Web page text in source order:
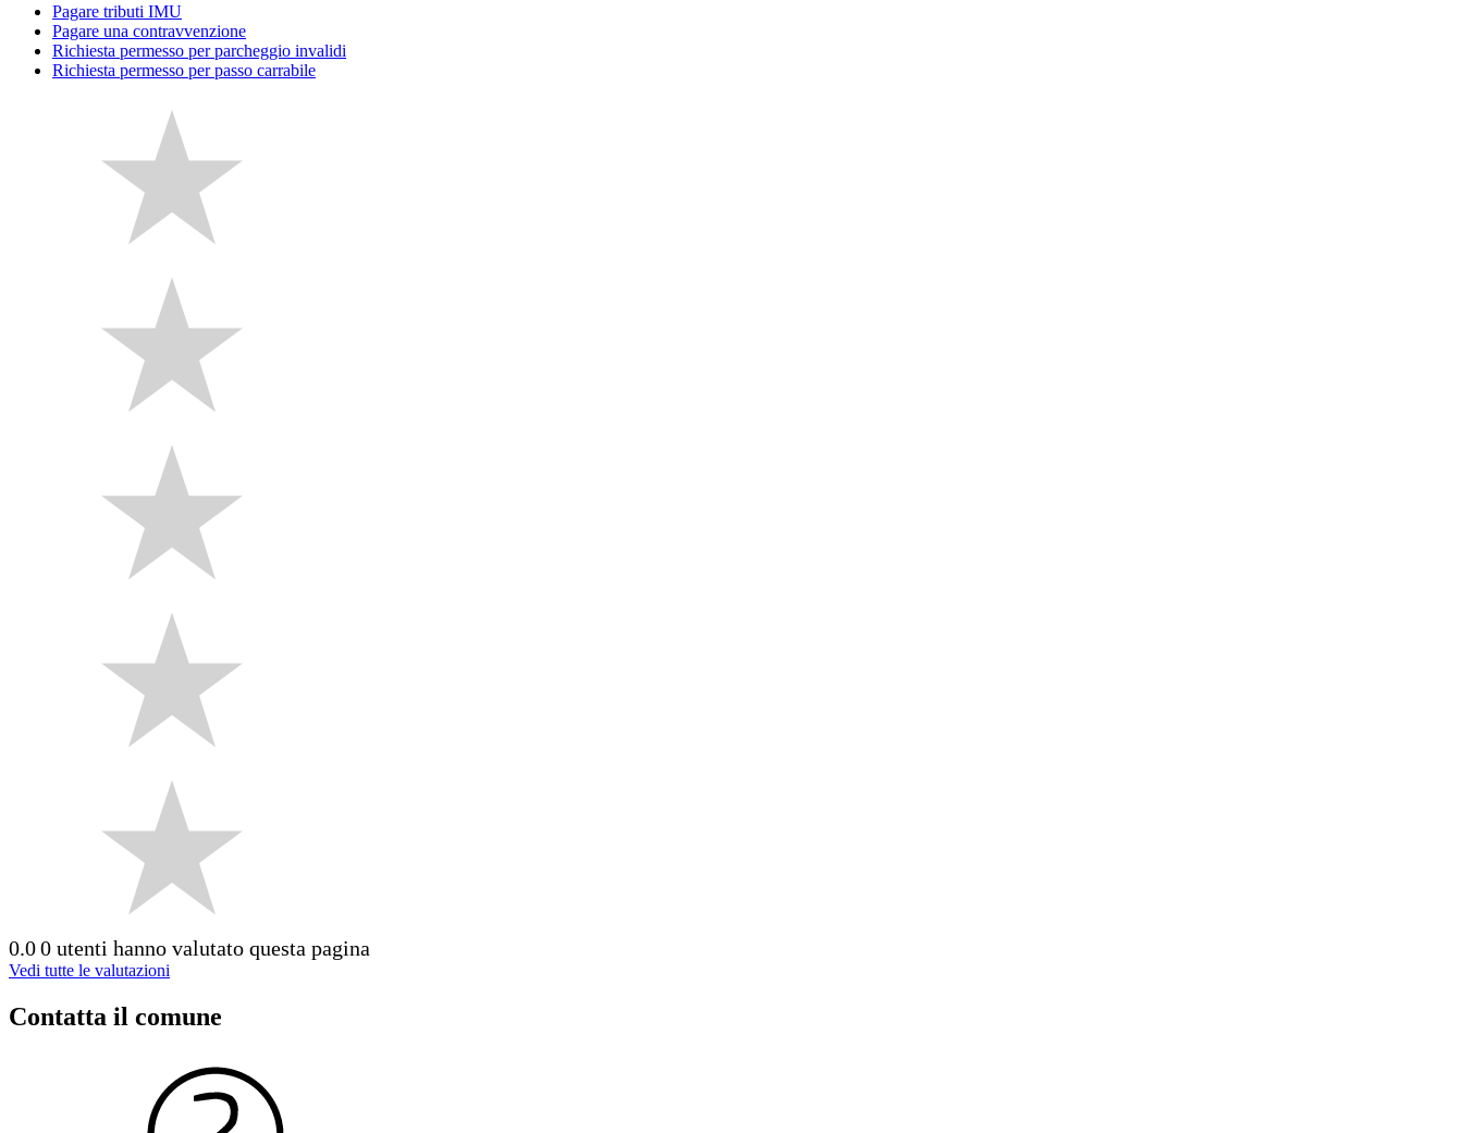
Pagare tributi IMU
Pagare una contravvenzione
Richiesta permesso per parcheggio invalidi
Richiesta permesso per passo carrabile
0.00 utenti hanno valutato questa pagina
Vedi tutte le valutazioni
Contatta il comune